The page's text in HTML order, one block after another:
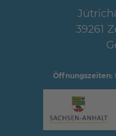
39261
Öffnungszeiten: